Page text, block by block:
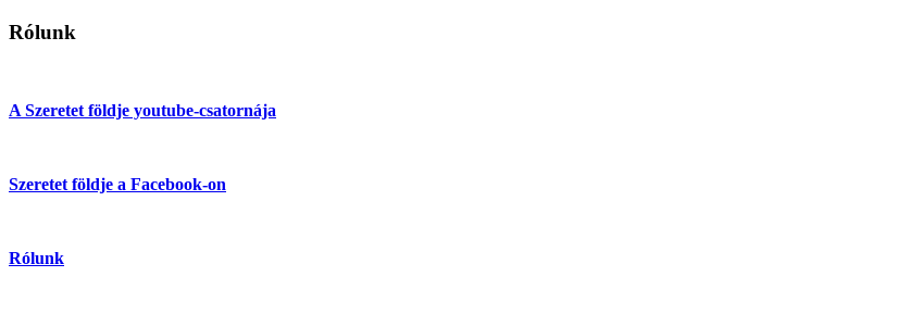
Rólunk
A Szeretet földje youtube-csatornája
Szeretet földje a Facebook-on
Rólunk